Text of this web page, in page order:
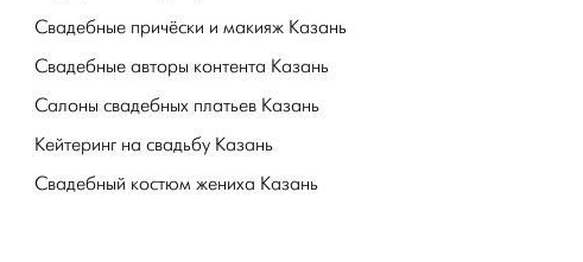
Свадебные причёски и макияж Казань
Свадебные авторы контента Казань
Салоны свадебных платьев Казань
Кейтеринг на свадьбу Казань
Свадебный костюм жениха Казань